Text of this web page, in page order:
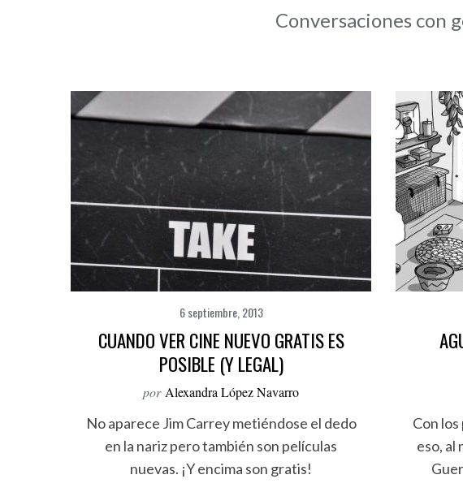
Conversaciones con
6 septiembre, 2013
CUANDO VER CINE NUEVO GRATIS ES
POSIBLE (Y LEGAL)
por Alexandra López Navarro
No aparece Jim Carrey metiéndose el dedo
en la nariz pero también son películas
nuevas. ¡Y encima son gratis!
Con los
eso, al